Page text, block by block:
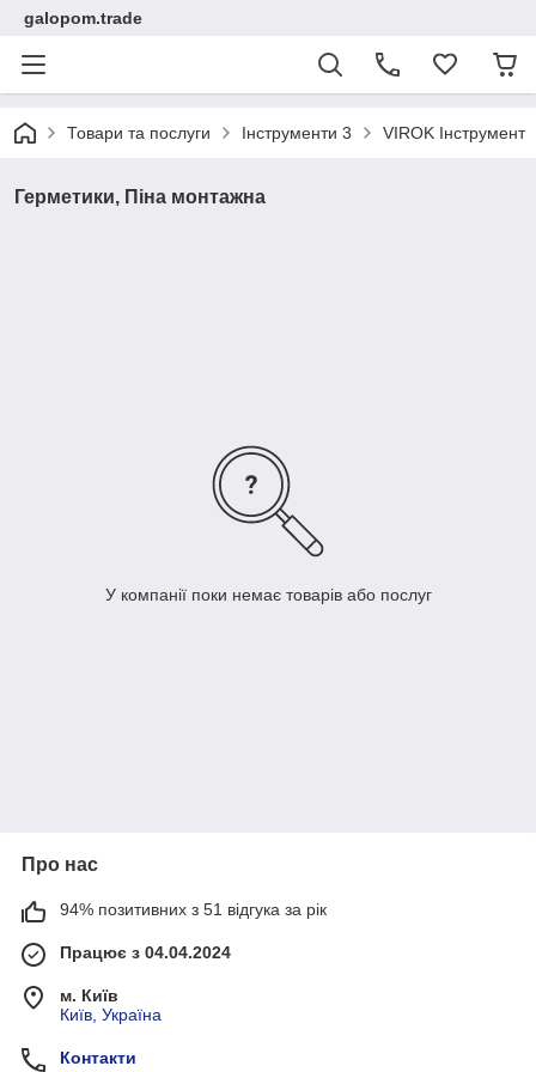
galopom.trade
Товари та послуги Інструменти 3 VIROK Інструмент
Герметики, Піна монтажна
У компанії поки немає товарів або послуг
Про нас
94% позитивних з 51 відгука за рік
Працює з 04.04.2024
м. Київ
Київ, Україна
Контакти